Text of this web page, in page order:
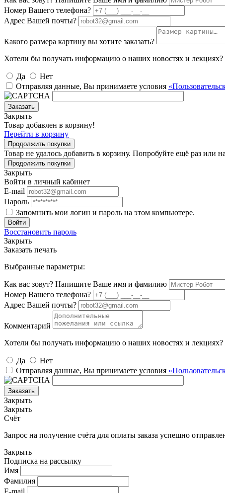
Номер Вашего телефона?
Адрес Вашей почты?
Какого размера картину вы хотите заказать?
Хотели бы получать информацию о наших новостях и лекциях?
Да
Нет
Отправляя данные, Вы принимаете условия
Заказать
Закрыть
Товар добавлен в корзину!
Перейти в корзину
Продолжить покупки
Товар не удалось добавить в корзину. Попробуйте ещё раз или
Продолжить покупки
Закрыть
Войти в личный кабинет
E-mail
Пароль
Запомнить мои логин и пароль на этом компьютере.
Войти
Восстановить пароль
Закрыть
Заказать печать
Выбранные параметры:
Как вас зовут? Напишите Ваше имя и фамилию
Номер Вашего телефона?
Адрес Вашей почты?
Комментарий
Хотели бы получать информацию о наших новостях и лекциях?
Да
Нет
Отправляя данные, Вы принимаете условия
Заказать
Закрыть
Закрыть
Счёт
Запрос на получение счёта для оплаты заказа успешно
Закрыть
Подписка на рассылку
Имя
Фамилия
E-mail